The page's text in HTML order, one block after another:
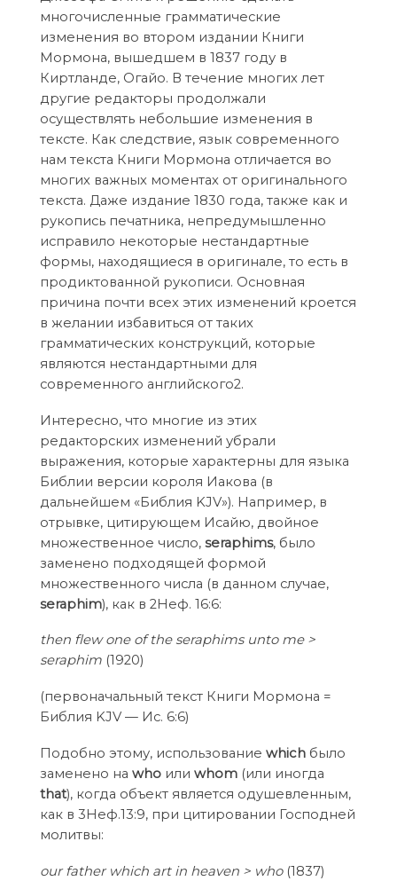
многочисленные грамматические
изменения во втором издании Книги
Мормона, вышедшем в 1837 году в
Киртланде, Огайо. В течение многих лет
другие редакторы продолжали
осуществлять небольшие изменения в
тексте. Как следствие, язык современного
нам текста Книги Мормона отличается во
многих важных моментах от оригинального
текста. Даже издание 1830 года, также как и
рукопись печатника, непредумышленно
исправило некоторые нестандартные
формы, находящиеся в оригинале, то есть в
продиктованной рукописи. Основная
причина почти всех этих изменений кроется
в желании избавиться от таких
грамматических конструкций, которые
являются нестандартными для
современного английского2.
Интересно, что многие из этих
редакторских изменений убрали
выражения, которые характерны для языка
Библии версии короля Иакова (в
дальнейшем «Библия KJV»). Например, в
отрывке, цитирующем Исайю, двойное
множественное число, seraphims, было
заменено подходящей формой
множественного числа (в данном случае,
seraphim), как в 2Неф. 16:6:
then flew one of the seraphims unto me >
seraphim(1920)
(первоначальный текст Книги Мормона =
Библия KJV — Ис. 6:6)
Подобно этому, использование whichбыло
заменено на whoили whom(или иногда
that), когда объект является одушевленным,
как в 3Неф.13:9, при цитировании Господней
молитвы:
our father which art in heaven > who(1837)